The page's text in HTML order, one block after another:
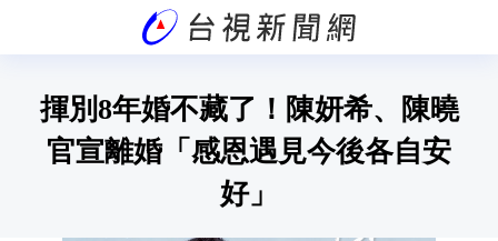
揮別8年婚不藏了！陳妍希、陳曉
官宣離婚「感恩遇見今後各自安
好」